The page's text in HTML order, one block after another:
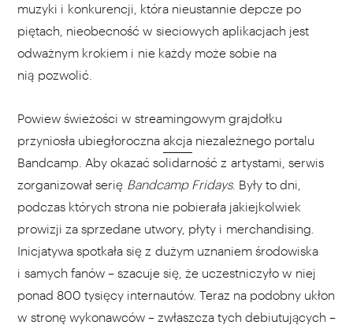
muzyki i konkurencji, która nieustannie depcze po
piętach, nieobecność w sieciowych aplikacjach jest
odważnym krokiem i nie każdy może sobie na
nią pozwolić.
Powiew świeżości w streamingowym grajdołku
przyniosła ubiegłoroczna akcja niezależnego portalu
Bandcamp. Aby okazać solidarność z artystami, serwis
zorganizował serię Bandcamp Fridays. Były to dni,
podczas których strona nie pobierała jakiejkolwiek
prowizji za sprzedane utwory, płyty i merchandising.
Inicjatywa spotkała się z dużym uznaniem środowiska
i samych fanów – szacuje się, że uczestniczyło w niej
ponad 800 tysięcy internautów. Teraz na podobny ukłon
w stronę wykonawców – zwłaszcza tych debiutujących –